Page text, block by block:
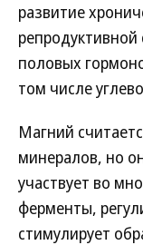
развитие
половых
том числе
Магний
минералов, но
участвует во
ферменты,
стимулирует